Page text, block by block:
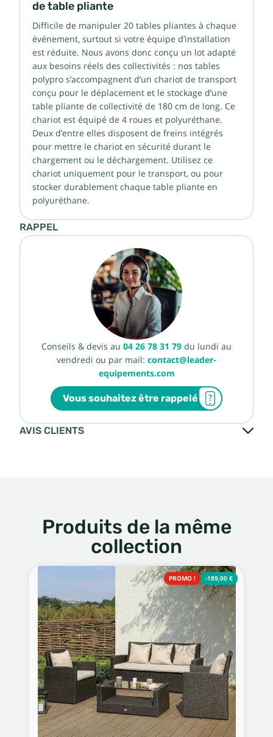
de table pliante
Difficile de manipuler 20 tables pliantes à chaque
événement, surtout si votre équipe d’installation
est réduite. Nous avons donc conçu un lot adapté
aux besoins réels des collectivités : nos tables
polypro s’accompagnent d’un chariot de transport
conçu pour le déplacement et le stockage d’une
table pliante de collectivité de 180 cm de long. Ce
chariot est équipé de 4 roues et polyuréthane.
Deux d’entre elles disposent de freins intégrés
pour mettre le chariot en sécurité durant le
chargement ou le déchargement. Utilisez ce
chariot uniquement pour le transport, ou pour
stocker durablement chaque table pliante en
polyuréthane.
RAPPEL
Conseils & devis au 04 26 78 31 79 du lundi au
vendredi ou par mail: contact@leader-
equipements.com
Vous souhaitez être rappelé
AVIS CLIENTS
Produits de la même
collection
PROMO ! -189,00 €